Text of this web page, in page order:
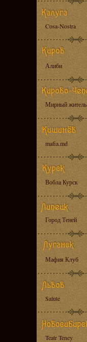
Cosa-Nostra
Алиби
Мирный житель
mafia.md
Вобла Курск
Город Теней
Мафия Клуб
Salute
Teatr Teney